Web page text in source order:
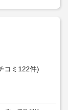
コミ122件)